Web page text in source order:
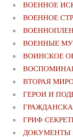
ВОЕННОЕ
ВОЕННОЕ
ВОЕННЫЕ
ВОИНСКОЕ
ВТОРАЯ
ГЕРОИ И
ГРИФ
ДОКУМЕНТЫ